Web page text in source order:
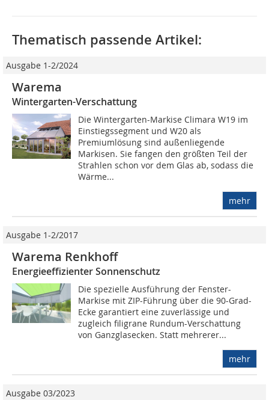
Thematisch passende Artikel:
Ausgabe 1-2/2024
Warema
Wintergarten-Verschattung
Die Wintergarten-Markise Climara W19 im
Einstiegssegment und W20 als
Premiumlösung sind außenliegende
Markisen. Sie fangen den größten Teil der
Strahlen schon vor dem Glas ab, sodass die
Wärme...
mehr
Ausgabe 1-2/2017
Warema Renkhoff
Energieeffizienter Sonnenschutz
Die spezielle Ausführung der Fenster-
Markise mit ZIP-Führung über die 90-Grad-
Ecke garantiert eine zuverlässige und
zugleich filigrane Rundum-Verschattung
von Ganzglasecken. Statt mehrerer...
mehr
Ausgabe 03/2023